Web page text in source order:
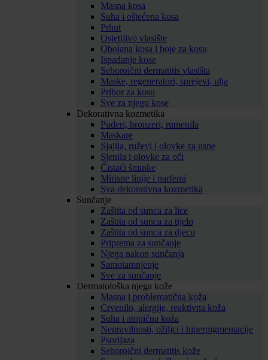
Masna kosa
Suha i oštećena kosa
Prhut
Osjetljivo vlasište
Obojana kosa i boje za kosu
Ispadanje kose
Seboroični dermatitis vlasišta
Maske, regeneratori, sprejevi, ulja
Pribor za kosu
Sve za njegu kose
Dekorativna kozmetika
Puderi, bronzeri, rumenila
Maskare
Sjajila, ruževi i olovke za usne
Sjenila i olovke za oči
Čistaći šminke
Mirisne linije i parfemi
Sva dekorativna kozmetika
Sunčanje
Zaštita od sunca za lice
Zaštita od sunca za tijelo
Zaštita od sunca za djecu
Priprema za sunčanje
Njega nakon sunčanja
Samotamnjenje
Sve za sunčanje
Dermatološka njega kože
Masna i problematična koža
Crvenilo, alergije, reaktivna koža
Suha i atopična koža
Nepravilnosti, ožiljci i hiperpigmentacije
Psorijaza
Seboroični dermatitis kože